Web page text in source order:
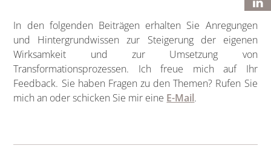
In den folgenden Beiträgen erhalten Sie Anregungen
und Hintergrundwissen zur Steigerung der eigenen
Wirksamkeit und zur Umsetzung von
Transformationsprozessen. Ich freue mich auf Ihr
Feedback. Sie haben Fragen zu den Themen? Rufen Sie
mich an oder schicken Sie mir eine E-Mail.